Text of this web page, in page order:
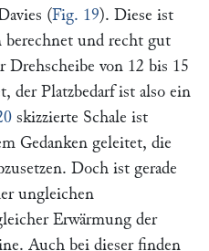
(Fig. 19). Diese ist
und recht gut
Drehscheibe von 12 bis 15
der Platzbedarf ist also ein
skizzierte Schale ist
Gedanken geleitet, die
Doch ist gerade
ungleichen
Erwärmung der
Auch bei dieser finden